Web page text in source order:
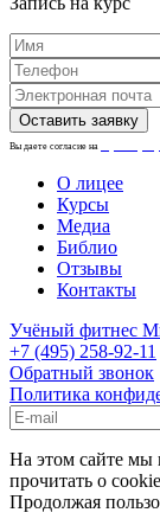
Вы даете согласие на
О лицее
Курсы
Медиа
Библио
Отзывы
Контакты
Учёный фитнес
+7 (495) 258-92-11
Обратный звонок
Политика
На этом сайте
прочитать о
Продолжая